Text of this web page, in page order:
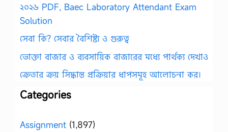
২০২৬ PDF, Baec Laboratory Attendant Exam
Solution
সেবা কি? সেবার বৈশিষ্ট্য ও গুরুত্ব
ভোক্তা বাজার ও ব্যবসায়িক বাজারের মধ্যে পার্থক্য দেখাও
ক্রেতার ক্রয় সিদ্ধান্ত প্রক্রিয়ার ধাপসমূহ আলোচনা কর।
Categories
Assignment (1,897)